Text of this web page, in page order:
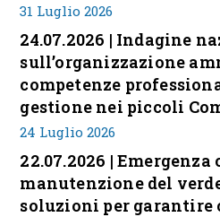
31 Luglio 2026
24.07.2026 | Indagine
sull’organizzazione
competenze
gestione nei piccoli
24 Luglio 2026
22.07.2026 | Emergenza
manutenzione del
soluzioni per